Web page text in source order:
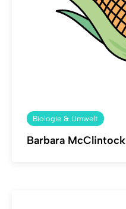
Biologie & Umwelt
Barbara McClintock